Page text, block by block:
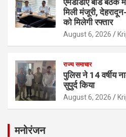
मिली मंजूरी,
को मिलेगी रफ्तार
August 6, 2026
राज्य समाचार
पुलिस ने 14 वर्षीय
सुपुर्द किया
August 6, 2026
मनोरंजन